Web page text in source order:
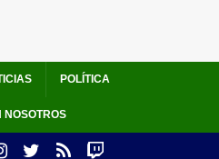
POLÍTICA
NOSOTROS